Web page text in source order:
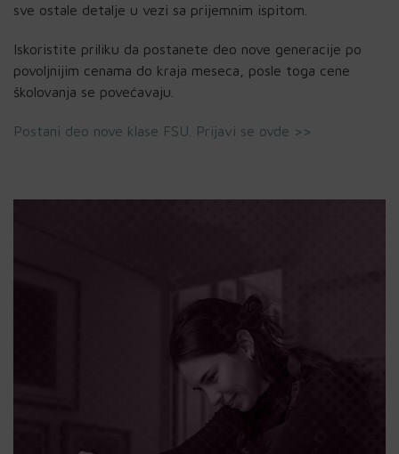
sve ostale detalje u vezi sa prijemnim ispitom.
Iskoristite priliku da postanete deo nove generacije po
povoljnijim cenama do kraja meseca, posle toga cene
školovanja se povećavaju.
Postani deo nove klase FSU. Prijavi se ovde >>